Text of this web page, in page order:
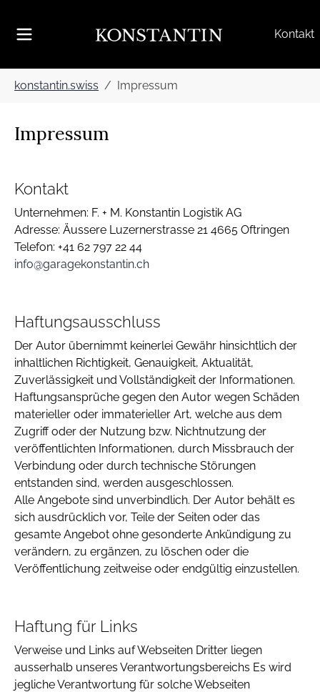
Kontakt
konstantin.swiss Impressum
Impressum
Kontakt
Unternehmen: F. + M. Konstantin Logistik AG
Adresse: Äussere Luzernerstrasse 21 4665 Oftringen
Telefon: +41 62 797 22 44​
info@garagekonstantin.ch
Haftungsausschluss
Der Autor übernimmt keinerlei Gewähr hinsichtlich der
inhaltlichen Richtigkeit, Genauigkeit, Aktualität,
Zuverlässigkeit und Vollständigkeit der Informationen.
Haftungsansprüche gegen den Autor wegen Schäden
materieller oder immaterieller Art, welche aus dem
Zugriff oder der Nutzung bzw. Nichtnutzung der
veröffentlichten Informationen, durch Missbrauch der
Verbindung oder durch technische Störungen
entstanden sind, werden ausgeschlossen.
Alle Angebote sind unverbindlich. Der Autor behält es
sich ausdrücklich vor, Teile der Seiten oder das
gesamte Angebot ohne gesonderte Ankündigung zu
verändern, zu ergänzen, zu löschen oder die
Veröffentlichung zeitweise oder endgültig einzustellen.
Haftung für Links
Verweise und Links auf Webseiten Dritter liegen
ausserhalb unseres Verantwortungsbereichs Es wird
jegliche Verantwortung für solche Webseiten